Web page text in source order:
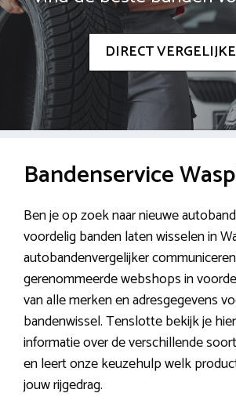
DIRECT
Bandenservice
Ben je op zoek naar nieuwe
voordelig banden laten wisselen in
autobandenvergelijker
gerenommeerde webshops in
van alle merken en adresgegevens
bandenwissel. Tenslotte bekijk je
informatie over de verschillende
en leert onze keuzehulp welk
jouw rijgedrag.